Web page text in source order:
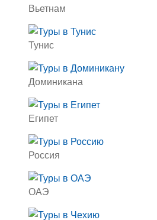
Вьетнам
Тунис
Доминикана
Египет
Россия
ОАЭ